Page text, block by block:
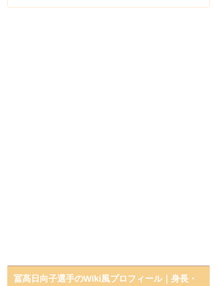
冨髙日向子選手のWiki風プロフィール｜身長・